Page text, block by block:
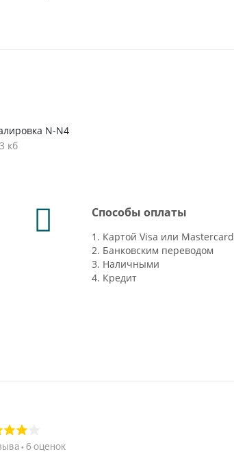
N-N4
кб
Способы оплаты
1. Картой Visa или Mastercard
2. Банковским переводом
3. Наличными
4. Кредит